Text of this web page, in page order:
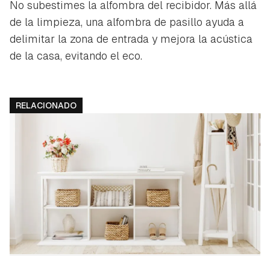
No subestimes la alfombra del recibidor. Más allá
de la limpieza, una alfombra de pasillo ayuda a
delimitar la zona de entrada y mejora la acústica
de la casa, evitando el eco.
RELACIONADO